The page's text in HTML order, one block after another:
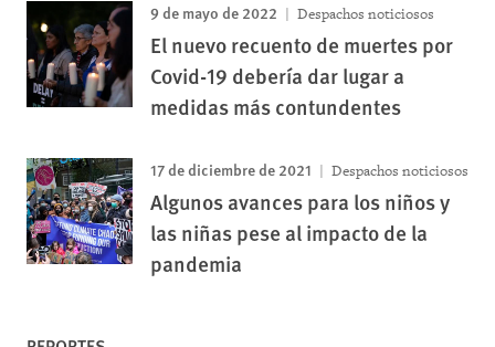
9 de mayo de 2022 Despachos noticiosos
El nuevo recuento de muertes por
Covid-19 debería dar lugar a
medidas más contundentes
17 de diciembre de 2021 Despachos noticiosos
Algunos avances para los niños y
las niñas pese al impacto de la
pandemia